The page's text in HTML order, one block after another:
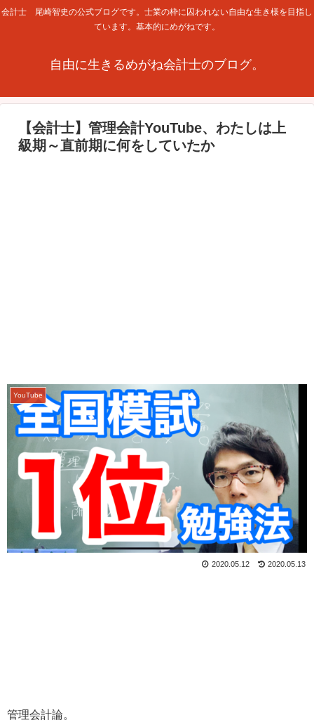
会計士 尾崎智史の公式ブログです。士業の枠に囚われない自由な生き様を目指し
ています。基本的にめがねです。
自由に生きるめがね会計士のブログ。
【会計士】管理会計YouTube、わたしは上
級期～直前期に何をしていたか
YouTube
2020.05.13
2020.05.12
管理会計論。